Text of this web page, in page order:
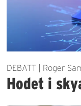
DEBATT | Roger
Hodet i